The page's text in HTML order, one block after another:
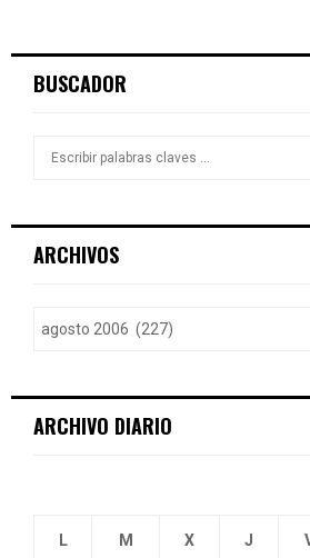
BUSCADOR
h
ARCHIVOS
ARCHIVO DIARIO
L M X J